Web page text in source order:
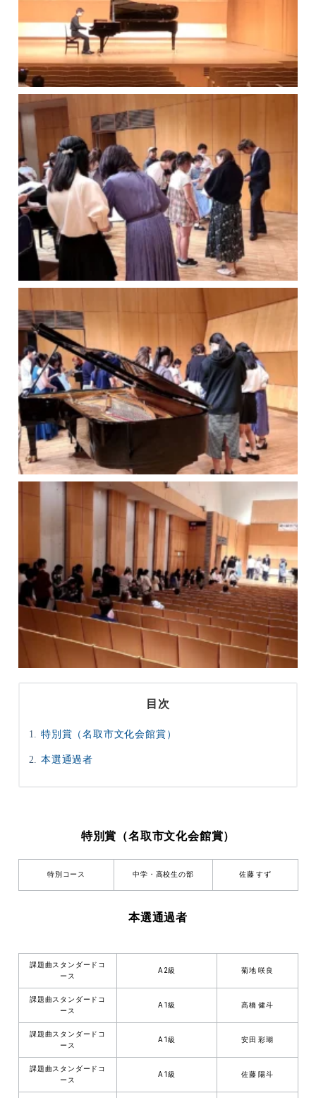
目次
特別賞（名取市文化会館賞）
本選通過者
特別賞（名取市文化会館賞）
特別コース 中学・高校生の部 佐藤 すず
本選通過者
課題曲スタンダードコ
ース
A2級 菊地 咲良
課題曲スタンダードコ
ース
A1級 髙橋 健斗
課題曲スタンダードコ
ース
A1級 安田 彩瑚
課題曲スタンダードコ
ース
A1級 佐藤 陽斗